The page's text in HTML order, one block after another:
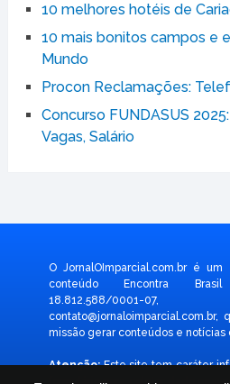
10 melhores hotéis de
10 mais bonitos campos e
Mundo
Procon Reclamações:
Concurso FUNDASUS
Vagas, Salário
O JornalOImparcial.com.br é
conteúdo Encontra
18.812.588/
contato@jornaloimparcial.com.br,
missão gerar conteúdos e notícias
Atenção:Este site tem caráter
formulário para coletar dado